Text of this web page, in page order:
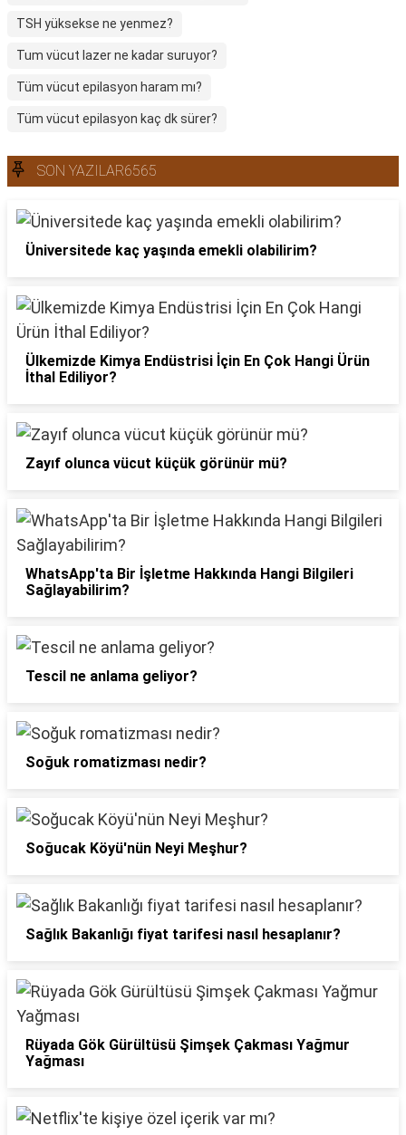
TSH yüksekse ne yenmez?
Tum vücut lazer ne kadar suruyor?
Tüm vücut epilasyon haram mı?
Tüm vücut epilasyon kaç dk sürer?
SON YAZILAR6565
Üniversitede kaç yaşında emekli olabilirim?
Ülkemizde Kimya Endüstrisi İçin En Çok Hangi Ürün
İthal Ediliyor?
Zayıf olunca vücut küçük görünür mü?
WhatsApp'ta Bir İşletme Hakkında Hangi Bilgileri
Sağlayabilirim?
Tescil ne anlama geliyor?
Soğuk romatizması nedir?
Soğucak Köyü'nün Neyi Meşhur?
Sağlık Bakanlığı fiyat tarifesi nasıl hesaplanır?
Rüyada Gök Gürültüsü Şimşek Çakması Yağmur
Yağması